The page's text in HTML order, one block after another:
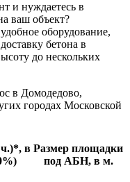
и нуждаетесь в
ваш объект?
оборудование,
бетона в
до нескольких
в Домодедово,
городах Московской
в Размер площадки
под АБН, в м.